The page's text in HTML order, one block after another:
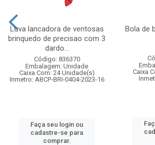
Luva lancadora de ventosas
brinquedo de precisao com 3
dardo...
Código: 836370
Embalagem: Unidade
Caixa Com: 24 Unidade(s)
Inmetro: ABCP-BRI-0404-2023-16
Faça seu login ou
cadastre-se para
comprar.
Bola de
Caixa